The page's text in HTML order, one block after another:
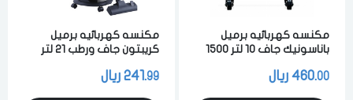
مكنسه كهربائيه برميل
باناسونيك جاف 10 لتر 1500
والسوائل اسود ماليزي
460.00 ريال
مكنسه كهربائيه برميل
كريبتون جاف ورطب 21 لتر
والاوساخ والسوائل اسود
241.99 ريال